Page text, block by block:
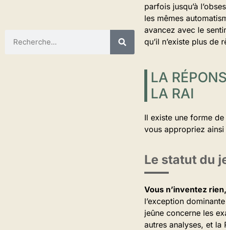
parfois jusqu’à
les mêmes
avancez avec le
qu’il n’existe plus
LA
LA RAI
Il existe une forme
vous appropriez ainsi
Le statut du
Vous n’inventez
l’exception
jeûne concerne les
autres analyses, et